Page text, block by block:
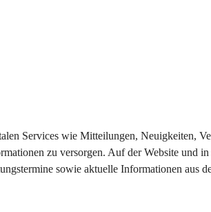
Services wie Mitteilungen, Neuigkeiten,
zu versorgen. Auf der Website und
sowie aktuelle Informationen aus